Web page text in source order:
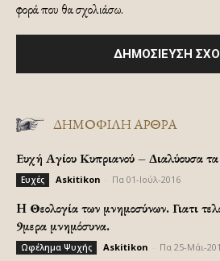
φορά που θα σχολιάσω.
ΔΗΜΟΦΙΛΗ ΑΡΘΡΑ
Ευχή Αγίου Κυπριανού – Διαλύουσα
Ευχές Askitikon Πα 01-Ιούλ-2016
H Θεολογία των μνημοσύνων. Γιατι
9μερα μνημόσυνα.
Ωφέλημα Ψυχής Askitikon Πα 25-Μάι-